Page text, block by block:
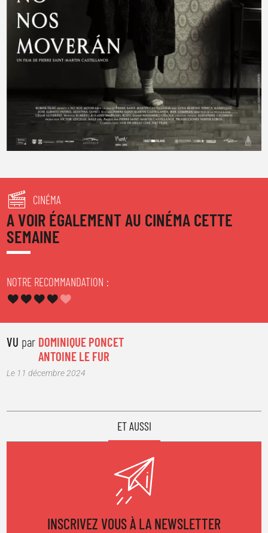
CINÉMA
A VOIR ÉGALEMENT AU CINÉMA CETTE
SEMAINE
NOTRE RECOMMANDATION
VU par DOMINIQUE PONCET
ANTOINE LE FUR
Le 11 décembre 2024
ET AUSSI
INSCRIVEZ VOUS À LA NEWSLETTER